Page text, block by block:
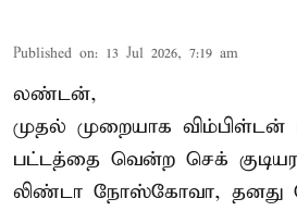
Published on: 13 Jul 2026, 7:19 am
லண்டன்,
முதல் முறையாக
பட்டத்தை வென்ற செக்
லிண்டா நோஸ்கோவா, தனது